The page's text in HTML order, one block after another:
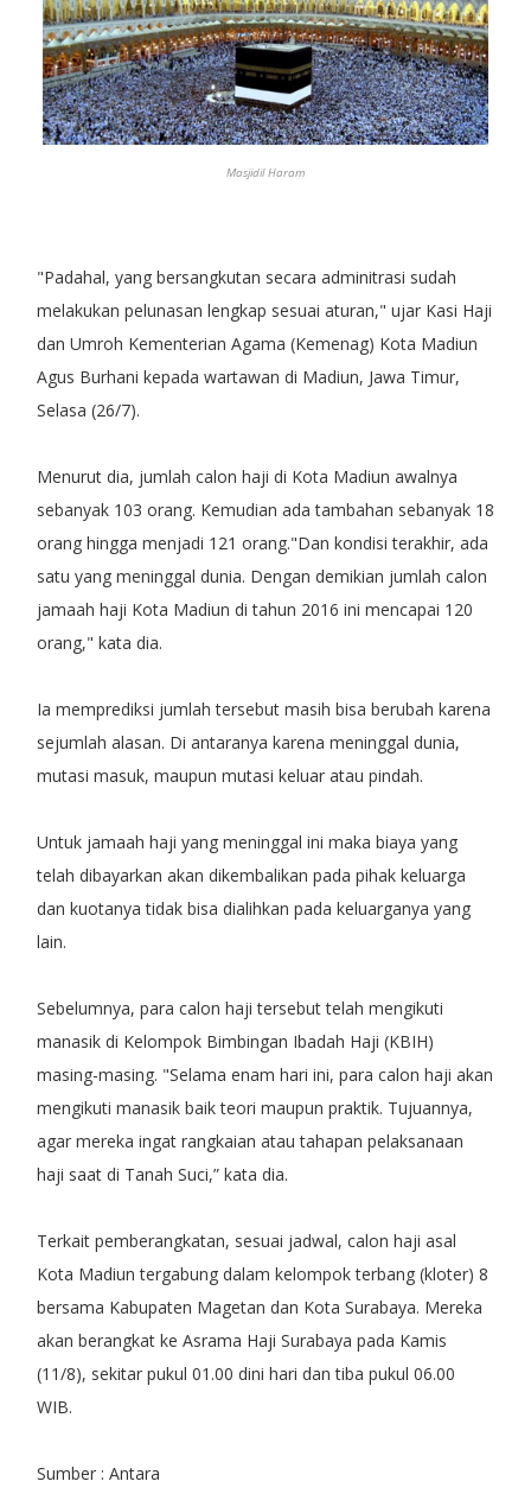
Masjidil Haram
"Padahal, yang bersangkutan secara adminitrasi sudah
melakukan pelunasan lengkap sesuai aturan," ujar Kasi Haji
dan Umroh Kementerian Agama (Kemenag) Kota Madiun
Agus Burhani kepada wartawan di Madiun, Jawa Timur,
Selasa (26/7).
Menurut dia, jumlah calon haji di Kota Madiun awalnya
sebanyak 103 orang. Kemudian ada tambahan sebanyak 18
orang hingga menjadi 121 orang."Dan kondisi terakhir, ada
satu yang meninggal dunia. Dengan demikian jumlah calon
jamaah haji Kota Madiun di tahun 2016 ini mencapai 120
orang," kata dia.
Ia memprediksi jumlah tersebut masih bisa berubah karena
sejumlah alasan. Di antaranya karena meninggal dunia,
mutasi masuk, maupun mutasi keluar atau pindah.
Untuk jamaah haji yang meninggal ini maka biaya yang
telah dibayarkan akan dikembalikan pada pihak keluarga
dan kuotanya tidak bisa dialihkan pada keluarganya yang
lain.
Sebelumnya, para calon haji tersebut telah mengikuti
manasik di Kelompok Bimbingan Ibadah Haji (KBIH)
masing-masing. "Selama enam hari ini, para calon haji akan
mengikuti manasik baik teori maupun praktik. Tujuannya,
agar mereka ingat rangkaian atau tahapan pelaksanaan
haji saat di Tanah Suci,” kata dia.
Terkait pemberangkatan, sesuai jadwal, calon haji asal
Kota Madiun tergabung dalam kelompok terbang (kloter) 8
bersama Kabupaten Magetan dan Kota Surabaya. Mereka
akan berangkat ke Asrama Haji Surabaya pada Kamis
(11/8), sekitar pukul 01.00 dini hari dan tiba pukul 06.00
WIB.
Sumber : Antara